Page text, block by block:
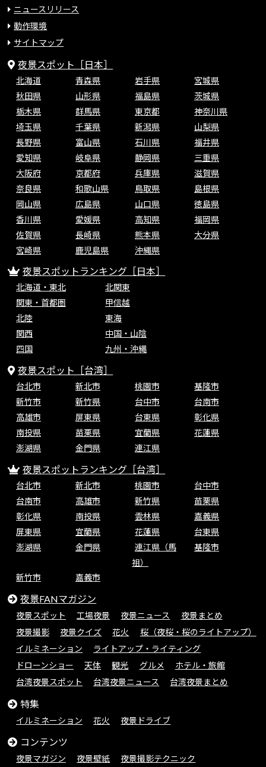
ニュースリリース
動作環境
サイトマップ
夜景スポット［日本］
北海道 青森県 岩手県
宮城県
秋田県
山形県 福島県
茨城県
栃木県
群馬県 東京都
神奈川県
埼玉県
千葉県 新潟県
山梨県
長野県
富山県 石川県
福井県
愛知県
岐阜県 静岡県
三重県
大阪府
京都府 兵庫県
滋賀県
奈良県
和歌山県 鳥取県
島根県
岡山県
広島県 山口県
徳島県
香川県
愛媛県 高知県
福岡県
佐賀県
長崎県 熊本県
大分県
宮崎県
鹿児島県 沖縄県
夜景スポットランキング［日本］
北海道・東北
北関東
関東・首都圏
甲信越
北陸
東海
関西
中国・山陰
四国
九州・沖縄
夜景スポット［台湾］
台北市 新北市 桃園市
基隆市
新竹市
新竹県 台中市
台南市
高雄市
屏東県 台東県
彰化県
南投県
苗栗県 宜蘭県
花蓮県
澎湖県
金門県 連江県
夜景スポットランキング［台湾］
台北市 新北市 桃園市
台中市
台南市
高雄市 新竹県
苗栗県
彰化県
南投県 雲林県
嘉義県
屏東県
宜蘭県 花蓮県
台東県
澎湖県
金門県
連江県（馬
祖）
基隆市
新竹市 嘉義市
夜景FANマガジン
夜景スポット 工場夜景 夜景ニュース
夜景まとめ
夜景撮影
夜景クイズ 花火
桜（夜桜・桜のライトアップ）
イルミネーション
ライトアップ・ライティング
ドローンショー
天体 観光 グルメ
ホテル・旅館
台湾夜景スポット
台湾夜景ニュース 台湾夜景まとめ
特集
イルミネーション 花火 夜景ドライブ
コンテンツ
夜景マガジン 夜景壁紙 夜景撮影テクニック